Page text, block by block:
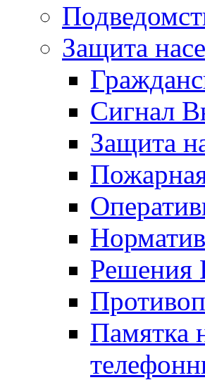
Защита
Сигнал
Защита
Решения
Памятка